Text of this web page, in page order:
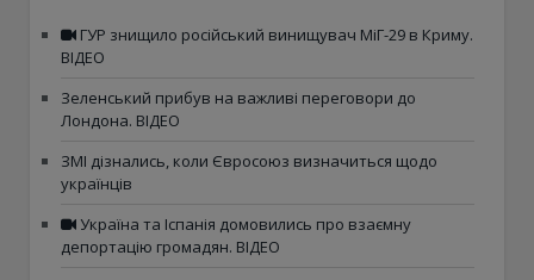
ГУР знищило російський винищувач МіГ-29 в Криму.
ВІДЕО
Зеленський прибув на важливі переговори до
Лондона. ВІДЕО
ЗМІ дізнались, коли Євросоюз визначиться щодо
українців
Україна та Іспанія домовились про взаємну
депортацію громадян. ВІДЕО